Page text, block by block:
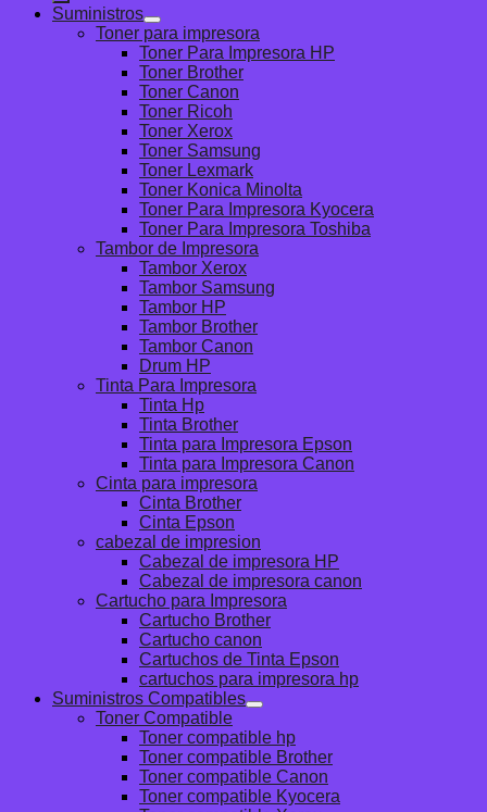
Suministros
Toner para impresora
Toner Para Impresora HP
Toner Brother
Toner Canon
Toner Ricoh
Toner Xerox
Toner Samsung
Toner Lexmark
Toner Konica Minolta
Toner Para Impresora Kyocera
Toner Para Impresora Toshiba
Tambor de Impresora
Tambor Xerox
Tambor Samsung
Tambor HP
Tambor Brother
Tambor Canon
Drum HP
Tinta Para Impresora
Tinta Hp
Tinta Brother
Tinta para Impresora Epson
Tinta para Impresora Canon
Cinta para impresora
Cinta Brother
Cinta Epson
cabezal de impresion
Cabezal de impresora HP
Cabezal de impresora canon
Cartucho para Impresora
Cartucho Brother
Cartucho canon
Cartuchos de Tinta Epson
cartuchos para impresora hp
Suministros Compatibles
Toner Compatible
Toner compatible hp
Toner compatible Brother
Toner compatible Canon
Toner compatible Kyocera